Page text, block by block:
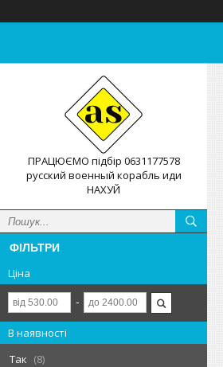
ПРАЦЮЄМО підбір 0631177578
русский военный корабль иди
НАХУЙ
ФІЛЬТРИ
Ціна
В наявності
Так
8